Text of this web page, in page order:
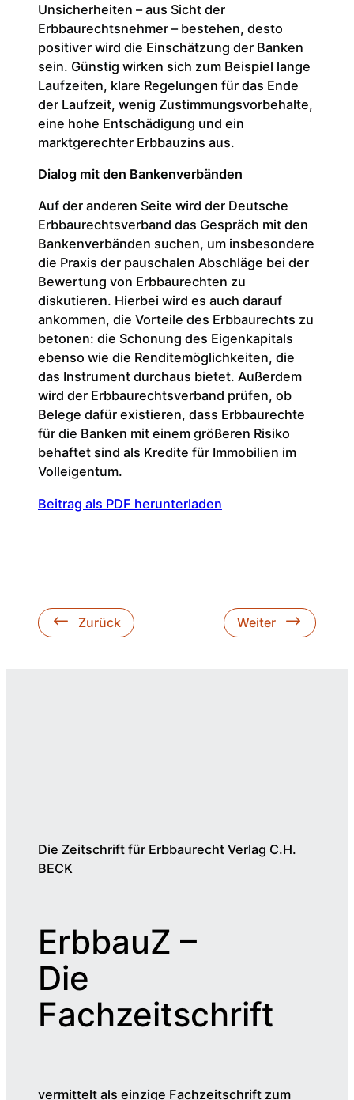
Unsicherheiten – aus Sicht der
Erbbaurechtsnehmer – bestehen, desto
positiver wird die Einschätzung der Banken
sein. Günstig wirken sich zum Beispiel lange
Laufzeiten, klare Regelungen für das Ende
der Laufzeit, wenig Zustimmungsvorbehalte,
eine hohe Entschädigung und ein
marktgerechter Erbbauzins aus.
Dialog mit den Bankenverbänden
Auf der anderen Seite wird der Deutsche
Erbbaurechtsverband das Gespräch mit den
Bankenverbänden suchen, um insbesondere
die Praxis der pauschalen Abschläge bei der
Bewertung von Erbbaurechten zu
diskutieren. Hierbei wird es auch darauf
ankommen, die Vorteile des Erbbaurechts zu
betonen: die Schonung des Eigenkapitals
ebenso wie die Renditemöglichkeiten, die
das Instrument durchaus bietet. Außerdem
wird der Erbbaurechtsverband prüfen, ob
Belege dafür existieren, dass Erbbaurechte
für die Banken mit einem größeren Risiko
behaftet sind als Kredite für Immobilien im
Volleigentum.
Beitrag als PDF herunterladen
Zurück Weiter
Die Zeitschrift für Erbbaurecht Verlag C.H.
BECK
ErbbauZ –
Die
Fachzeitschrift
vermittelt als einzige Fachzeitschrift zum